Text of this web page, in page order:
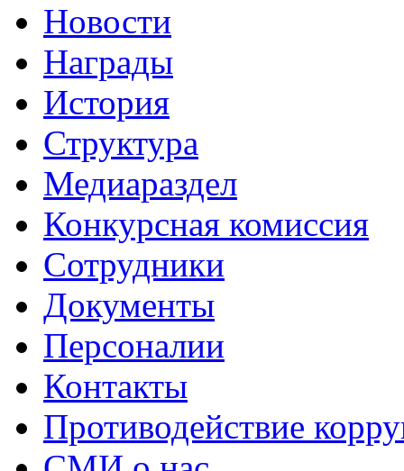
Новости
Награды
История
Структура
Медиараздел
Конкурсная комиссия
Сотрудники
Документы
Персоналии
Контакты
Противодействие